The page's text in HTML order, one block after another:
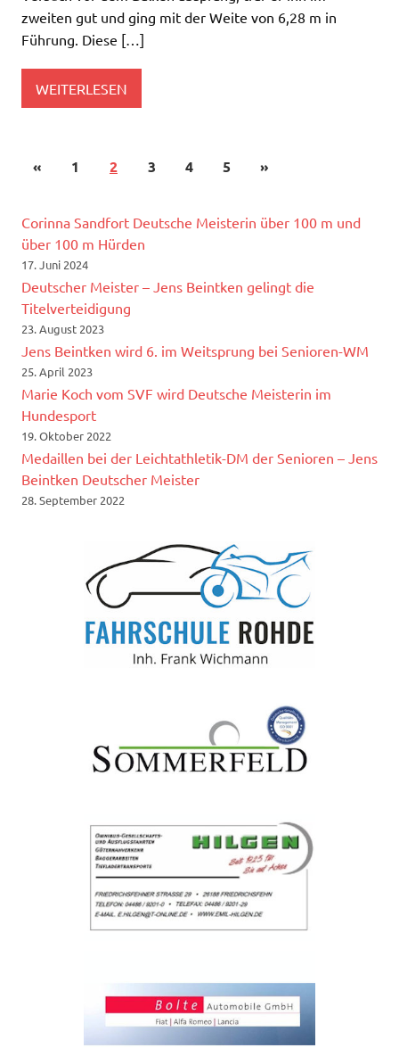
zweiten gut und ging mit der Weite von 6,28 m in
Führung. Diese […]
WEITERLESEN
« 1 2 3 4 5 »
Corinna Sandfort Deutsche Meisterin über 100 m und
über 100 m Hürden
17. Juni 2024
Deutscher Meister – Jens Beintken gelingt die
Titelverteidigung
23. August 2023
Jens Beintken wird 6. im Weitsprung bei Senioren-WM
25. April 2023
Marie Koch vom SVF wird Deutsche Meisterin im
Hundesport
19. Oktober 2022
Medaillen bei der Leichtathletik-DM der Senioren – Jens
Beintken Deutscher Meister
28. September 2022